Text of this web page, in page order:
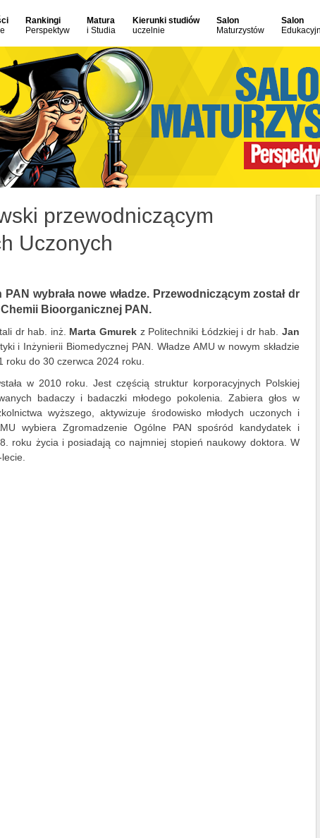
Rankingi
Perspektyw
Matura
i Studia
Kierunki studiów
uczelnie
Salon
Maturzystów
Salon
przewodniczącym
Uczonych
wybrała nowe władze. Przewodniczącym został dr
Bioorganicznej PAN.
dr hab. inż. Marta Gmurek z Politechniki Łódzkiej i dr hab.Jan
i Inżynierii Biomedycznej PAN. Władze AMU w nowym składzie
do 30 czerwca 2024 roku.
w 2010 roku. Jest częścią struktur korporacyjnych Polskiej
badaczy i badaczki młodego pokolenia. Zabiera głos w
wyższego, aktywizuje środowisko młodych uczonych i
wybiera Zgromadzenie Ogólne PAN spośród kandydatek i
roku życia i posiadają co najmniej stopień naukowy doktora. W